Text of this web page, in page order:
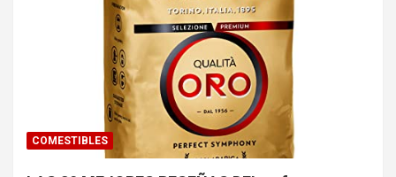
COMESTIBLES